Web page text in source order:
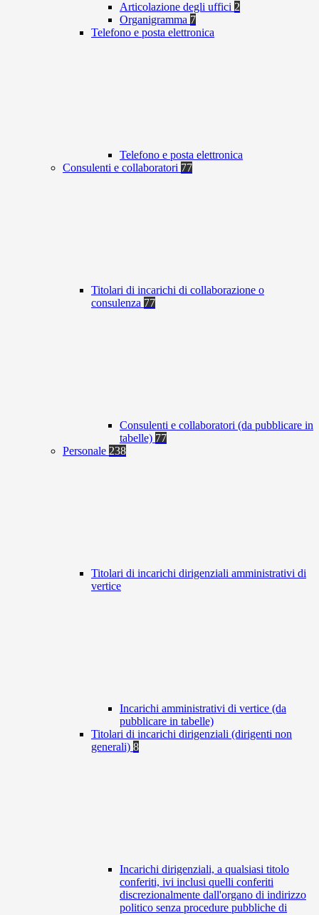
Articolazione degli uffici 2
Organigramma 7
Telefono e posta elettronica
Telefono e posta elettronica
Consulenti e collaboratori 77
Titolari di incarichi di collaborazione o
consulenza 77
Consulenti e collaboratori (da pubblicare in
tabelle) 77
Personale 238
Titolari di incarichi dirigenziali amministrativi di
vertice
Incarichi amministrativi di vertice (da
pubblicare in tabelle)
Titolari di incarichi dirigenziali (dirigenti non
generali) 8
Incarichi dirigenziali, a qualsiasi titolo
conferiti, ivi inclusi quelli conferiti
discrezionalmente dall'organo di indirizzo
politico senza procedure pubbliche di